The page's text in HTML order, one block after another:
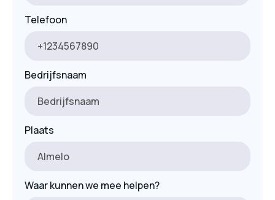
Telefoon
Bedrijfsnaam
Plaats
Waar kunnen we mee helpen?